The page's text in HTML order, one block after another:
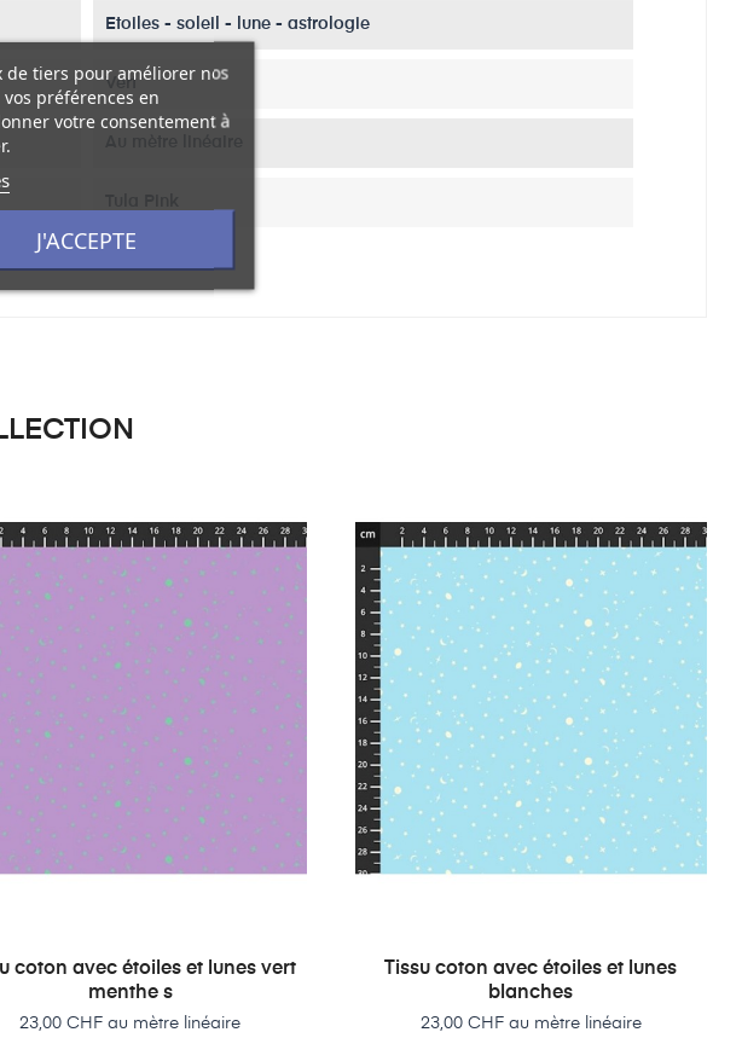
Etoiles - soleil - lune - astrologie
Vert
coton avec étoiles et lunes vert
menthe s
Prix
23,00 CHF au mètre linéaire
Tissu coton avec étoiles et lunes
blanches
Prix
23,00 CHF au mètre linéaire
de tiers pour améliorer nos
préférences en
votre consentement à
J'ACCEPTE